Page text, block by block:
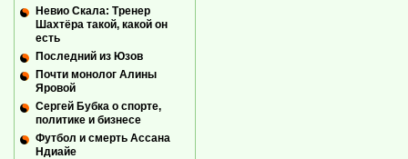
Невио Скала: Тренер
Шахтёра такой, какой он
есть
Последний из Юзов
Почти монолог Алины
Яровой
Сергей Бубка о спорте,
политике и бизнесе
Футбол и смерть Ассана
Ндиайе